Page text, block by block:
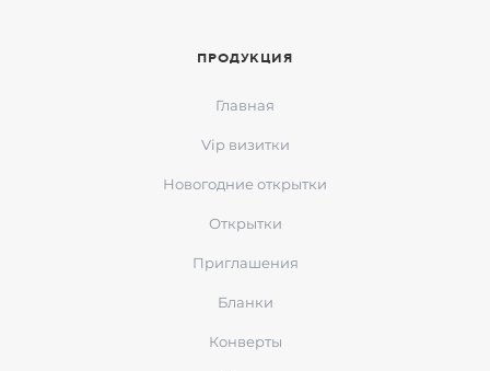
ПРОДУКЦИЯ
Главная
Vip визитки
Новогодние открытки
Открытки
Приглашения
Бланки
Конверты